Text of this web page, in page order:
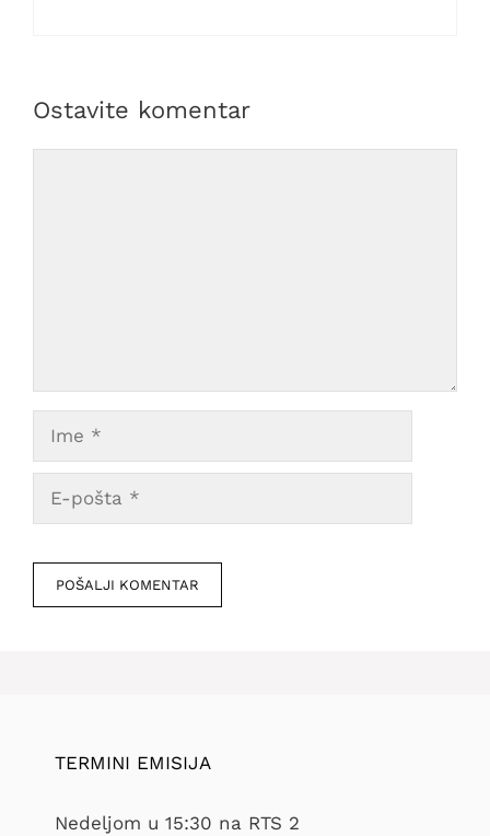
Ostavite komentar
pošta
mesto
TERMINI EMISIJA
Nedeljom u 15:30 na RTS 2